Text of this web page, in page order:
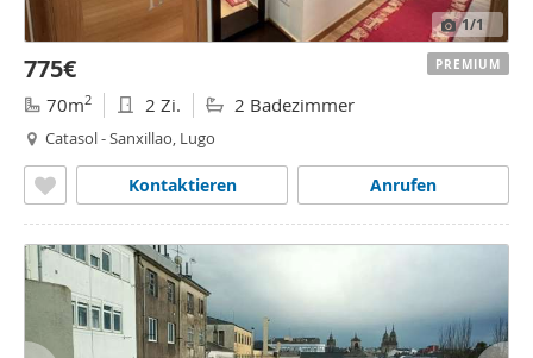
1/1
775€
70m2 2 Zi. 2 Badezimmer
Catasol - Sanxillao, Lugo
Anrufen
Kontaktieren
PREMIUM